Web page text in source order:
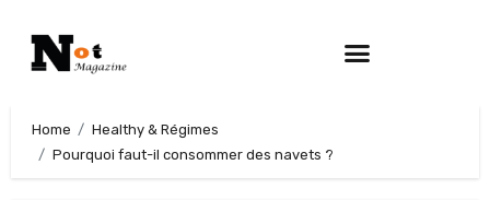
Home
Healthy & Régimes
Pourquoi faut-il consommer des navets ?